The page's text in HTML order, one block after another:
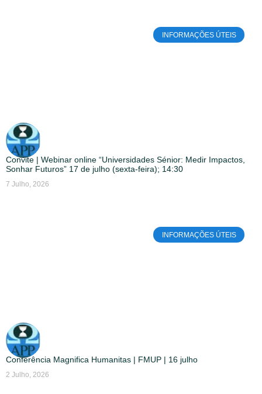
INFORMAÇÕES ÚTEIS
Convite | Webinar online “Universidades Sénior: Medir Impactos,
Sonhar Futuros” 17 de julho (sexta-feira); 14:30
7 Julho, 2026
INFORMAÇÕES ÚTEIS
Conferência Magnifica Humanitas | FMUP | 16 julho
2 Julho, 2026